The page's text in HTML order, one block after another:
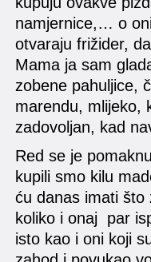
namjernice,… o
otvaraju frižider,
Mama ja sam
zobene pahuljice,
marendu, mlijeko,
zadovoljan, kad
Red se je
kupili smo kilu
ću danas imati
koliko i onaj par
isto kao i oni koji